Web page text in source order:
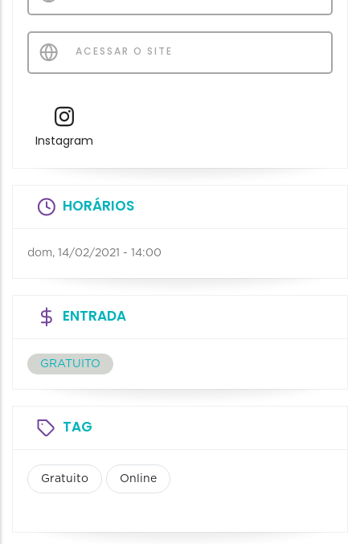
ACESSAR O SITE
Instagram
HORÁRIOS
dom, 14/02/2021 - 14:00
ENTRADA
GRATUITO
TAG
Gratuito Online